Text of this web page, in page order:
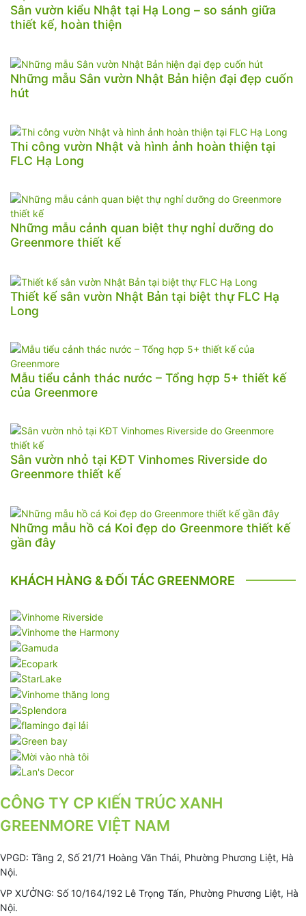
Sân vườn kiểu Nhật tại Hạ Long – so sánh giữa
thiết kế, hoàn thiện
Những mẫu Sân vườn Nhật Bản hiện đại đẹp cuốn
hút
Thi công vườn Nhật và hình ảnh hoàn thiện tại
FLC Hạ Long
Những mẫu cảnh quan biệt thự nghỉ dưỡng do
Greenmore thiết kế
Thiết kế sân vườn Nhật Bản tại biệt thự FLC Hạ
Long
Mẫu tiểu cảnh thác nước – Tổng hợp 5+ thiết kế
của Greenmore
Sân vườn nhỏ tại KĐT Vinhomes Riverside do
Greenmore thiết kế
Những mẫu hồ cá Koi đẹp do Greenmore thiết kế
gần đây
KHÁCH HÀNG & ĐỐI TÁC GREENMORE
CÔNG TY CP KIẾN TRÚC XANH
GREENMORE VIỆT NAM
VPGD: Tầng 2, Số 21/71 Hoàng Văn Thái, Phường Phương Liệt, Hà
Nội.
VP XƯỞNG: Số 10/164/192 Lê Trọng Tấn, Phường Phương Liệt, Hà
Nội.